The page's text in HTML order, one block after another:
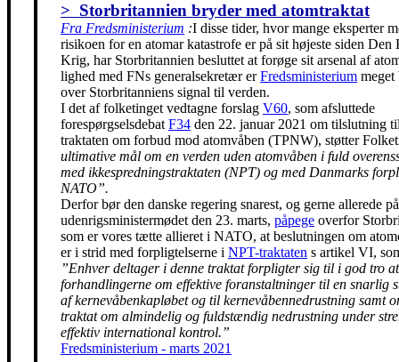
> Storbritannien bryder med atomtraktat
Fra Fredsministerium :I disse tider, hvor mange eksperter
risikoen for en atomar katastrofe er på sit højeste siden Den
Krig, har Storbritannien besluttet at forøge sit arsenal af
lighed med FNs generalsekretær erFredsministerium meget
over Storbritanniens signal til verden.
I det af folketinget vedtagne forslag V60, som afsluttede
forespørgselsdebat F34 den 22. januar 2021 om tilslutning
traktaten om forbud mod atomvåben (TPNW), støtter
ultimative mål om en verden uden atomvåben i fuld
med ikkespredningstraktaten (NPT) og med Danmarks
NATO”.
Derfor bør den danske regering snarest, og gerne allerede på
udenrigsministermødet den 23. marts, påpege overfor
som er vores tætte allieret i NATO, at beslutningen om
er i strid med forpligtelserne i NPT-traktaten s artikel VI,
”Enhver deltager i denne traktat forpligter sig til i god tro
forhandlingerne om effektive foranstaltninger til en snarlig
af kernevåbenkapløbet og til kernevåbennedrustning samt
traktat om almindelig og fuldstændig nedrustning under
effektiv international kontrol.”
Fredsministerium - marts 2021